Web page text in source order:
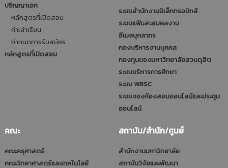
ปริญญาเอก
หลักสูตรที่เปิดสอน
ค่าเล่าเรียน
กำหนดการรับสมัคร
หลักสูตรที่เปิดสอน
ระบบสำนักงานอิเล็กทรอนิกส์
ระบบแฟ้มสะสมผลงาน
อีเมลบุคลากร
กองบริหารงานบุคคล
กองทุนของมหาวิทยาลัยสวนดุสิต
ระบบบริหารการศึกษา
ระบบ WBSC
ระบบจองห้องสอนออนไลน์และประชุม
ออนไลน์
คณะ
คณะครุศาสตร์
คณะวิทยาศาสตร์และเทคโนโลยี
สถาบัน/สำนัก/ศูนย์
สำนักงานมหาวิทยาลัย
สถาบันวิจัยและพัฒนา